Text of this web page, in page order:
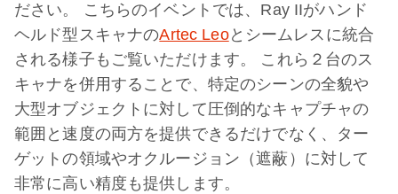
ださい。 こちらのイベントでは、Ray IIがハンド
ヘルド型スキャナのArtec Leoとシームレスに統合
される様子もご覧いただけます。 これら２台のス
キャナを併用することで、特定のシーンの全貌や
大型オブジェクトに対して圧倒的なキャプチャの
範囲と速度の両方を提供できるだけでなく、ター
ゲットの領域やオクルージョン（遮蔽）に対して
非常に高い精度も提供します。